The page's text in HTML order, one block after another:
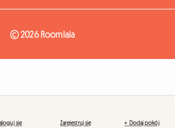
© 2026 Roomlala
się Zarejestruj się + Dodaj pokój